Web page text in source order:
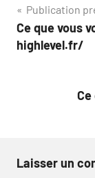
de
Publication
Ce que vous
highlevel.fr/
Laisser un